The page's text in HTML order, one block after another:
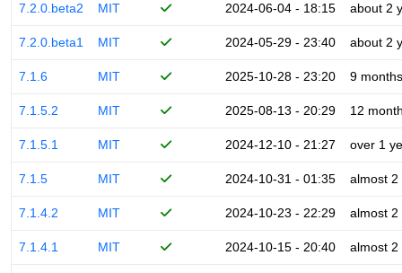
7.2.0.beta2 MIT 2024-06-04 - 18:15 about 2
7.2.0.beta1 MIT 2024-05-29 - 23:40 about 2
7.1.6 MIT 2025-10-28 - 23:20 9 months
7.1.5.2 MIT 2025-08-13 - 20:29 12
7.1.5.1 MIT 2024-12-10 - 21:27 over 1
7.1.5 MIT 2024-10-31 - 01:35 almost 2
7.1.4.2 MIT 2024-10-23 - 22:29 almost 2
7.1.4.1 MIT 2024-10-15 - 20:40 almost 2